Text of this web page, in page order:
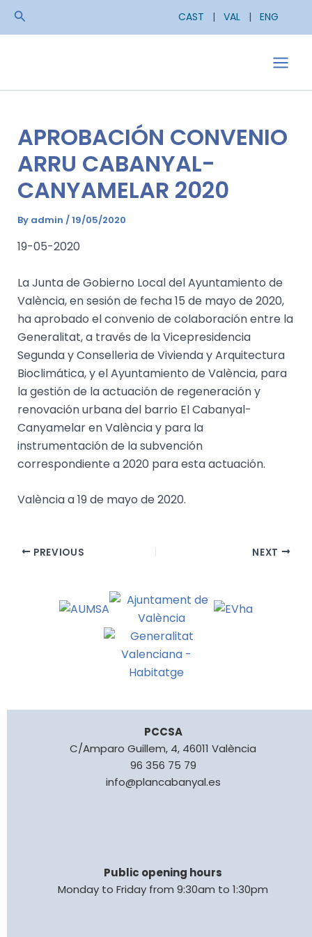
SkipSearch CAST | VAL | ENG
Main
APROBACIÓN CONVENIO
ARRU CABANYAL-
CANYAMELAR 2020
By admin /19/05/2020
19-05-2020
La Junta de Gobierno Local del Ayuntamiento de
València, en sesión de fecha 15 de mayo de 2020,
ha aprobado el convenio de colaboración entre la
Generalitat, a través de la Vicepresidencia
Segunda y Conselleria de Vivienda y Arquitectura
Bioclimática, y el Ayuntamiento de València, para
la gestión de la actuación de regeneración y
renovación urbana del barrio El Cabanyal-
Canyamelar en València y para la
instrumentación de la subvención
correspondiente a 2020 para esta actuación.
València a 19 de mayo de 2020.
PREVIOUS NEXT
PCCSA
C/Amparo Guillem, 4, 46011 València
96 356 75 79
info@plancabanyal.es
Public opening hours
Monday to Friday from 9:30am to 1:30pm